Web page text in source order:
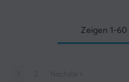
Zeigen 1-60